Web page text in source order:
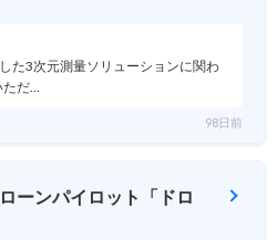
た3次元測量ソリューションに関わ
だ…
98日前
ーンパイロット「ドロ